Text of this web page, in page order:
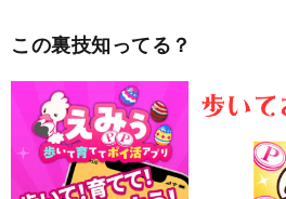
この裏技知ってる？